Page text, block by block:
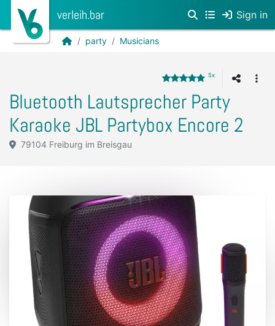
verleih.bar Sign in
party Musicians
Bluetooth Lautsprecher Party
Karaoke JBL Partybox Encore 2
5x
79104 Freiburg im Breisgau